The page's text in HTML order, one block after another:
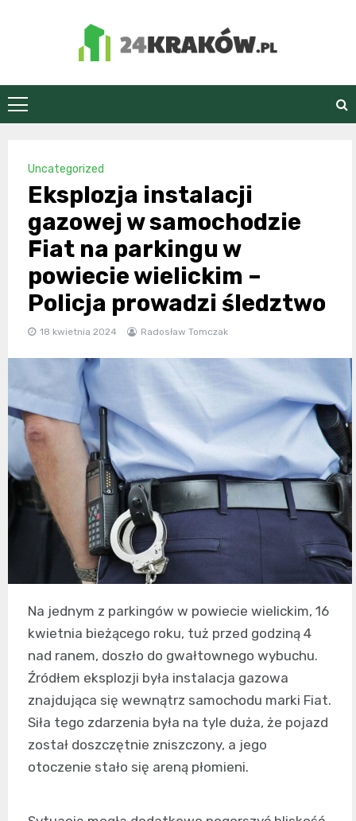
24Kraków.pl
Uncategorized
Eksplozja instalacji
gazowej w samochodzie
Fiat na parkingu w
powiecie wielickim –
Policja prowadzi śledztwo
18 kwietnia 2024 Radosław Tomczak
Na jednym z parkingów w powiecie wielickim, 16
kwietnia bieżącego roku, tuż przed godziną 4
nad ranem, doszło do gwałtownego wybuchu.
Źródłem eksplozji była instalacja gazowa
znajdująca się wewnątrz samochodu marki Fiat.
Siła tego zdarzenia była na tyle duża, że pojazd
został doszczętnie zniszczony, a jego
otoczenie stało się areną płomieni.